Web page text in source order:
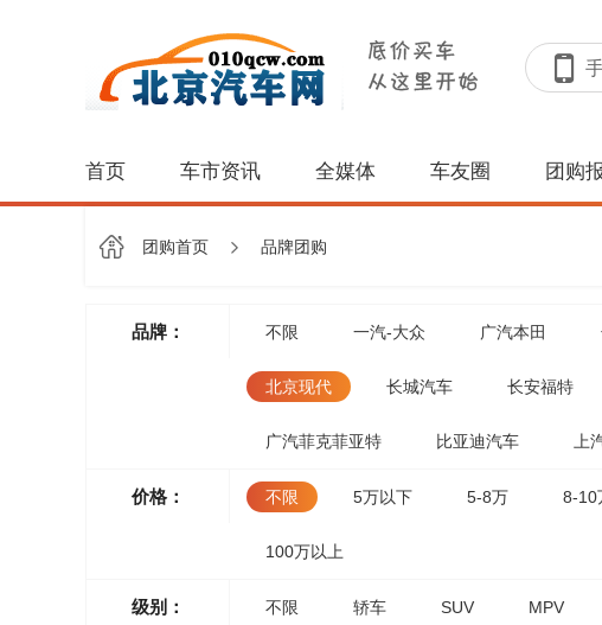
首页 车市资讯 全媒体 车友圈 团购
团购首页 品牌团购
品牌： 不限 一汽-大众 广汽本田
北京现代 长城汽车 长安福特
广汽菲克菲亚特 比亚迪汽车 上
价格： 不限 5万以下 5-8万 8-10
100万以上
级别： 不限 轿车 SUV MPV